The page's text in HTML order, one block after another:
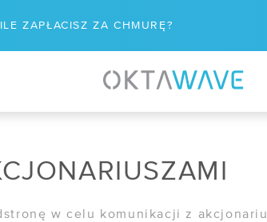
ZAPŁACISZ ZA CHMURĘ?
- VCSP / Dla mediów
/ Kariera
w celu komunikacji z